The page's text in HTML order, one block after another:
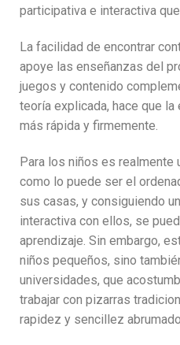
participativa e interactiva
La facilidad de encontrar
apoye las enseñanzas del
juegos y contenido
teoría explicada, hace que la
más rápida y firmemente.
Para los niños es realmente
como lo puede ser el
sus casas, y consiguiendo
interactiva con ellos, se
aprendizaje. Sin embargo,
niños pequeños, sino
universidades, que
trabajar con pizarras
rapidez y sencillez